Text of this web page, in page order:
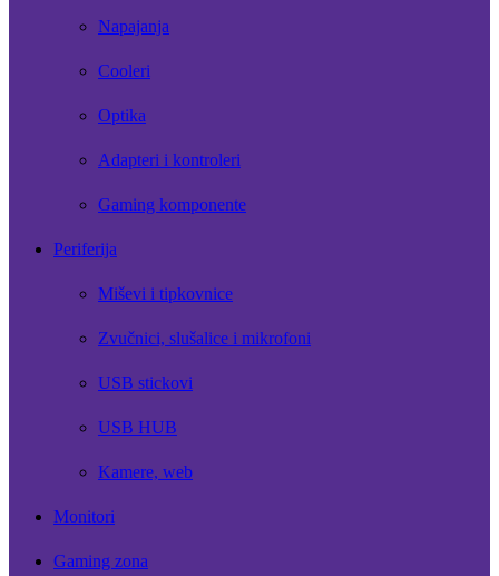
Napajanja
Cooleri
Optika
Adapteri i kontroleri
Gaming komponente
Periferija
Miševi i tipkovnice
Zvučnici, slušalice i mikrofoni
USB stickovi
USB HUB
Kamere, web
Monitori
Gaming zona